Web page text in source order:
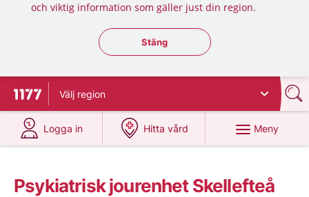
och viktig information som gäller just din region.
Stäng regionsväljaren
Stäng
Till startsidan för 1177
Välj region
Logga in
på 1177.se
Hitta vård
på 1177.se
Meny
Psykiatrisk jourenhet Skellefteå